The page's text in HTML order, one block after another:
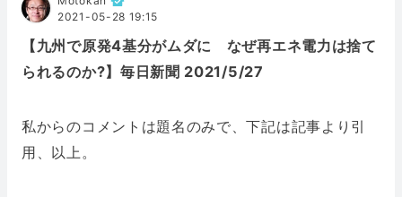
2021-05-28 19:15
【九州で原発4基分がムダに なぜ再エネ電力は捨て
られるのか?】毎日新聞 2021/5/27
私からのコメントは題名のみで、下記は記事より引
用、以上。